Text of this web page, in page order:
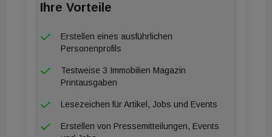
davon aus, dass die zentral auf der Landstraße
gelegene Passage mit rund 25.000m²
Shoppingfläche in den nächsten Jahren ebenfalls
einem Redevelopment unterzogen wird“, so
Oßberger, der auch feststellt, dass Linz vor allem
von den Shoppingaktivitäten der lokalen
profitiert: „Tourismus spielt eine untergeordnete
Ihre Vorteile
Erstellen eines ausführlichen
Personenprofils
Testweise 3 Immobilien Magazin
Printausgaben
Lesezeichen für Artikel, Jobs und Events
Erstellen von Pressemitteilungen, Events